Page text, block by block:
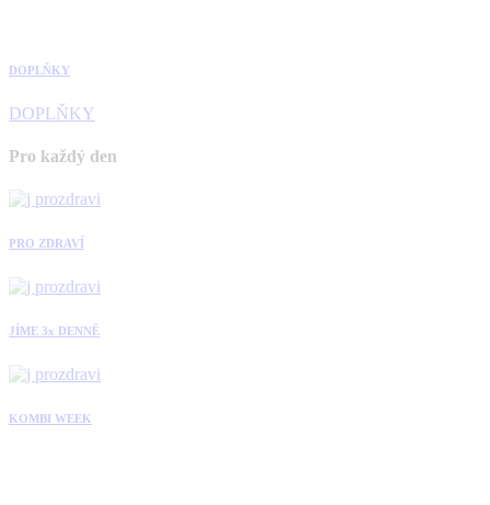
DOPLŇKY
DOPLŇKY
Pro každý den
PRO ZDRAVÍ
JÍME 3x DENNĚ
KOMBI WEEK